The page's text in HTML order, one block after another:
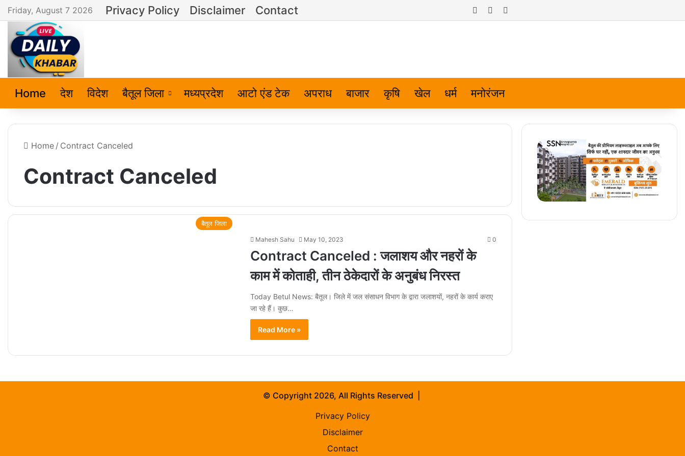
Friday, August 7 2026 Privacy Policy Disclaimer Contact Log InRandom Article
Home देश विदेश बैतूल जिला मध्यप्रदेश आटो एंड टेक अपराध बाजार कृषि खेल धर्म मनोरंजन
Home / Contract Canceled
Contract Canceled
बैतूल जिला
Mahesh Sahu May 10, 2023 0
Contract Canceled : जलाशय और नहरों के
काम में कोताही, तीन ठेकेदारों के अनुबंध निरस्त
Today Betul News: बैतूल। जिले में जल संसाधन विभाग के द्वारा जलाशयों, नहरों के कार्य कराए
जा रहे हैं। कुछ…
Read More »
© Copyright 2026, All Rights Reserved |
Privacy Policy
Disclaimer
Contact